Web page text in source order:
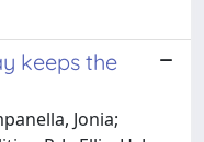
keeps the
Jonia;